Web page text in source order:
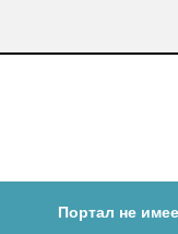
один мальчик, его
Саша не ходил
сам, когда вырос,
я хочу увести вас
Портал не